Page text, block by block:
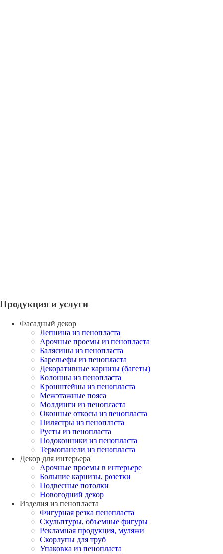
Продукция и услуги
Фасадный декор
Лепнина из пенопласта
Арочные проемы из пенопласта
Балясины из пенопласта
Барельефы из пенопласта
Декоративные карнизы (багеты)
Колонны из пенопласта
Кронштейны из пенопласта
Межэтажные пояса
Молдинги из пенопласта
Оконные откосы из пенопласта
Пилястры из пенопласта
Русты из пенопласта
Подоконники из пенопласта
Термопанели из пенопласта
Декор для интерьера
Арочные проемы в интерьере
Большие карнизы, розетки
Подвесные потолки
Новогодний декор
Изделия из пенопласта
Фигурная резка пенопласта
Скульптуры, объемные фигуры
Рекламная продукция, муляжи
Скорлупы для труб
Упаковка из пенопласта